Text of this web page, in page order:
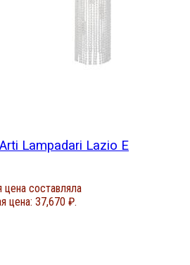
Lampadari Lazio E
цена составляла
цена: 37,670 ₽.